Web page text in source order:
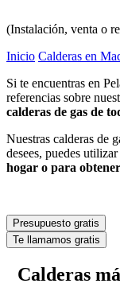
(Instalación, venta o
Inicio Calderas en
Si te encuentras en
referencias sobre
calderas de gas de
Nuestras calderas de
desees, puedes
hogar o para
Presupuesto gratis
Te llamamos gratis
Calderas